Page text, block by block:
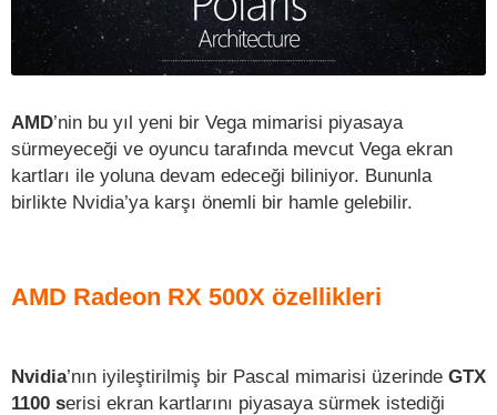
AMD’nin bu yıl yeni bir Vega mimarisi piyasaya
sürmeyeceği ve oyuncu tarafında mevcut Vega ekran
kartları ile yoluna devam edeceği biliniyor. Bununla
birlikte Nvidia’ya karşı önemli bir hamle gelebilir.
AMD Radeon RX 500X özellikleri
Nvidia’nın iyileştirilmiş bir Pascal mimarisi üzerinde GTX
1100 serisi ekran kartlarını piyasaya sürmek istediği